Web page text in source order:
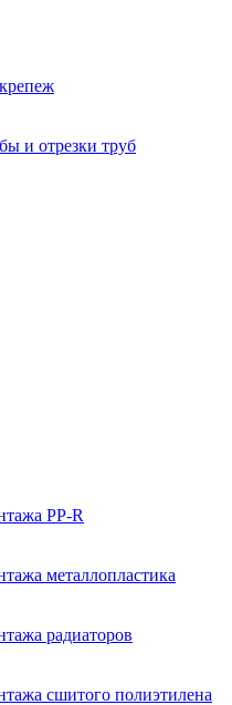
и отрезки труб
PP-R
металлопластика
радиаторов
сшитого полиэтилена